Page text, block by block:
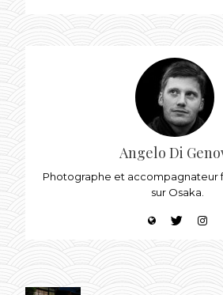
Angelo Di
Photographe et accompagnateur
sur Osaka.